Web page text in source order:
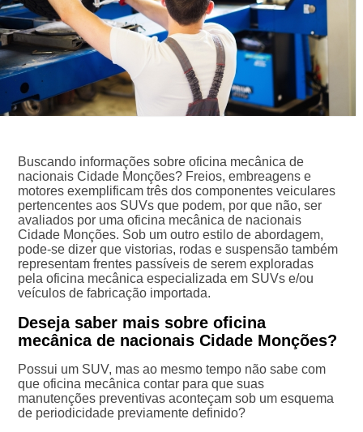
Buscando informações sobre oficina mecânica de
nacionais Cidade Monções? Freios, embreagens e
motores exemplificam três dos componentes veiculares
pertencentes aos SUVs que podem, por que não, ser
avaliados por uma oficina mecânica de nacionais
Cidade Monções. Sob um outro estilo de abordagem,
pode-se dizer que vistorias, rodas e suspensão também
representam frentes passíveis de serem exploradas
pela oficina mecânica especializada em SUVs e/ou
veículos de fabricação importada.
Deseja saber mais sobre oficina
mecânica de nacionais Cidade Monções?
Possui um SUV, mas ao mesmo tempo não sabe com
que oficina mecânica contar para que suas
manutenções preventivas aconteçam sob um esquema
de periodicidade previamente definido?